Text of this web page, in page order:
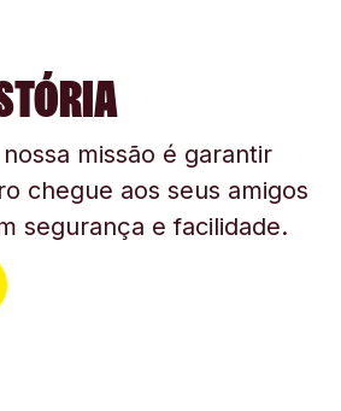
missão é garantir
chegue aos seus amigos
segurança e facilidade.